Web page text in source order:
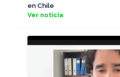
en Chile
Ver noticia